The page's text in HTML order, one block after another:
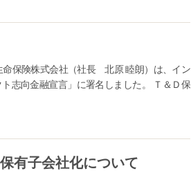
保険株式会社（社長 北原 睦朗）は、イン
志向金融宣言」に署名しました。 Ｔ＆Ｄ保
有子会社化について